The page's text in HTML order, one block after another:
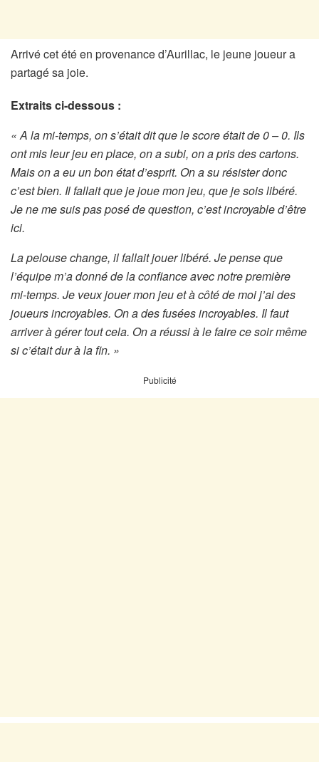
Arrivé cet été en provenance d’Aurillac, le jeune joueur a
partagé sa joie.
Extraits ci-dessous :
« A la mi-temps, on s’était dit que le score était de 0 – 0. Ils
ont mis leur jeu en place, on a subi, on a pris des cartons.
Mais on a eu un bon état d’esprit. On a su résister donc
c’est bien. Il fallait que je joue mon jeu, que je sois libéré.
Je ne me suis pas posé de question, c’est incroyable d’être
ici.
La pelouse change, il fallait jouer libéré. Je pense que
l’équipe m’a donné de la confiance avec notre première
mi-temps. Je veux jouer mon jeu et à côté de moi j’ai des
joueurs incroyables. On a des fusées incroyables. Il faut
arriver à gérer tout cela. On a réussi à le faire ce soir même
si c’était dur à la fin. »
Publicité